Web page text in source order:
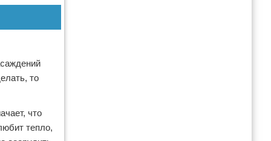
то
что
тепло,